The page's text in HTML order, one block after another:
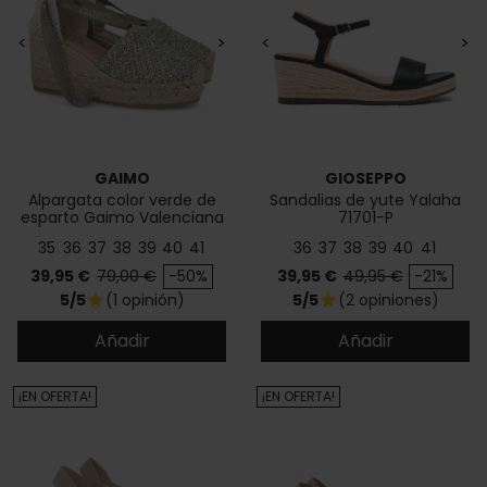
< >
GAIMO
Alpargata color verde de
esparto Gaimo Valenciana
35 36 37 38 39 40 41
Precio
39,95 € Precio base
79,00 € -50%
5/5star (1 opinión)
Añadir
< >
GIOSEPPO
Sandalias de yute Yalaha
71701-P
36 37 38 39 40 41
Precio
39,95 € Precio base
49,95 € -21%
5/5star (2 opiniones)
Añadir
¡EN OFERTA! ¡EN OFERTA!